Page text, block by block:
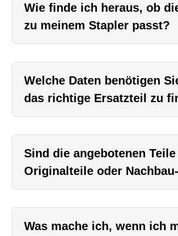
Wie finde ich heraus, ob
zu meinem Stapler passt?
Welche Daten benötigen
das richtige Ersatzteil zu
Sind die angebotenen Teile
Originalteile oder
Was mache ich, wenn ich